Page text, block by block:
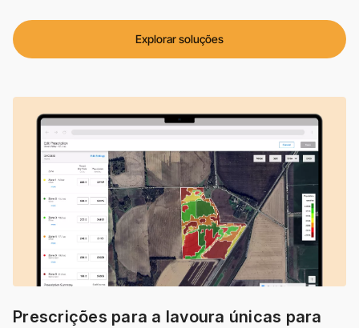
Explorar soluções
Prescrições para a lavoura únicas para